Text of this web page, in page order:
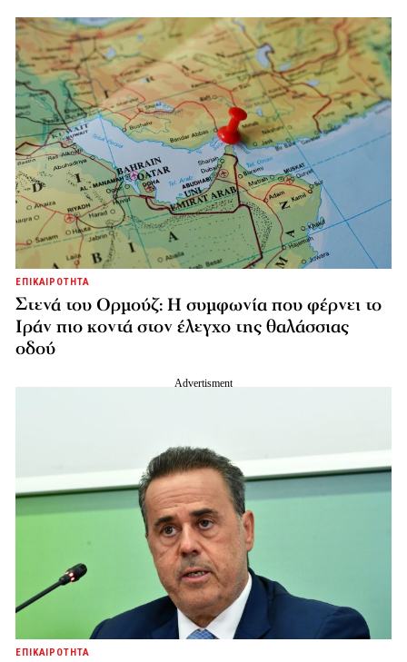
ΕΠΙΚΑΙΡΟΤΗΤΑ
Στενά του Ορμούζ: Η συμφωνία που φέρνει το
Ιράν πιο κοντά στον έλεγχο της θαλάσσιας
οδού
ΕΠΙΚΑΙΡΟΤΗΤΑ